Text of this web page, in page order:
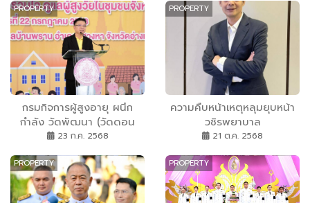
PROPERTY
กรมกิจการผู้สูงอายุ ผนึก
กำลัง วัดพัฒนา (วัดดอน
กร่าง) พัฒนาคุณภาพชีวิต
โครงการ “สร้างสุขสูงวัย
เครือข่ายร่วมใจ ดูแลผู้สูงวัย
ในชุมชนจังหวัดอ่างทอง”
23 ก.ค. 2568
PROPERTY
ความคืบหน้าเหตุหลุมยุบหน้า
วชิรพยาบาล
21 ต.ค. 2568
PROPERTY PROPERTY